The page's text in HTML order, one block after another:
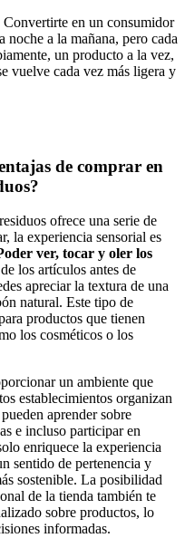
en un consumidor
noche a la mañana, pero cada
un producto a la vez,
vuelve cada vez más ligera y
de comprar en
ofrece una serie de
la experiencia sensorial es
ver, tocar y oler los
los artículos antes de
apreciar la textura de una
natural. Este tipo de
productos que tienen
los cosméticos o los
un ambiente que
establecimientos organizan
aprender sobre
e incluso participar en
enriquece la experiencia
sentido de pertenencia y
sostenible. La posibilidad
de la tienda también te
sobre productos, lo
informadas.